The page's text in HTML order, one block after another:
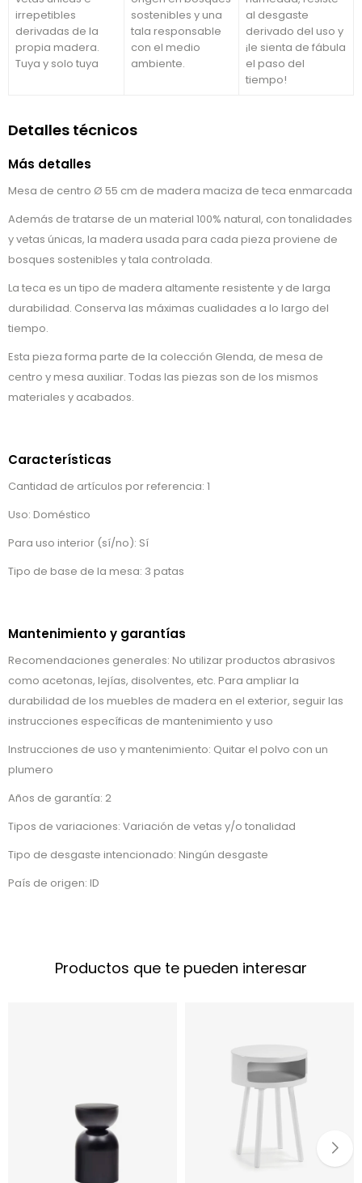
irrepetibles
derivadas de la
propia madera.
Tuya y solo tuya
sostenibles y una
tala responsable
con el medio
ambiente.
al desgaste
derivado del uso y
¡le sienta de fábula
el paso del
tiempo!
Detalles técnicos
Más detalles
Mesa de centro Ø 55 cm de madera maciza de teca enmarcada
Además de tratarse de un material 100% natural, con tonalidades
y vetas únicas, la madera usada para cada pieza proviene de
bosques sostenibles y tala controlada.
La teca es un tipo de madera altamente resistente y de larga
durabilidad. Conserva las máximas cualidades a lo largo del
tiempo.
Esta pieza forma parte de la colección Glenda, de mesa de
centro y mesa auxiliar. Todas las piezas son de los mismos
materiales y acabados.
Características
Cantidad de artículos por referencia: 1
Uso: Doméstico
Para uso interior (sí/no): Sí
Tipo de base de la mesa: 3 patas
Mantenimiento y garantías
Recomendaciones generales: No utilizar productos abrasivos
como acetonas, lejías, disolventes, etc. Para ampliar la
durabilidad de los muebles de madera en el exterior, seguir las
instrucciones específicas de mantenimiento y uso
Instrucciones de uso y mantenimiento: Quitar el polvo con un
plumero
Años de garantía: 2
Tipos de variaciones: Variación de vetas y/o tonalidad
Tipo de desgaste intencionado: Ningún desgaste
País de origen: ID
Productos que te pueden interesar